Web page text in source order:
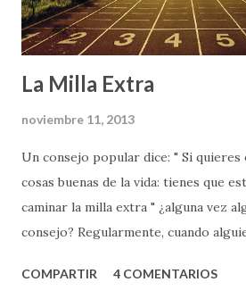
La Milla Extra
noviembre 11, 2013
Un consejo popular dice: " Si quieres
cosas buenas de la vida: tienes que
caminar la milla extra " ¿alguna vez
consejo? Regularmente, cuando
la escuela, o nuestro jefe en el
COMPARTIR 4 COMENTARIOS